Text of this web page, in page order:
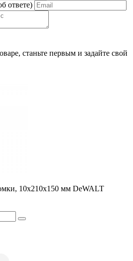
ответе)
станьте первым и задайте свой
10x210x150 мм DeWALT